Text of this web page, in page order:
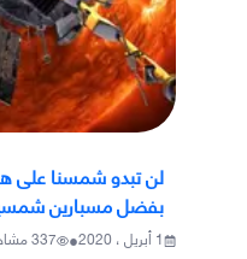
لن تبدو شمسنا على
بفضل مسبارين
1 أبريل ، 2020 •
337